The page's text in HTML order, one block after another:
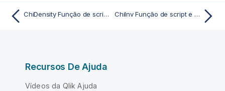
ChiDensity Função de script e de gráfico ChiInv Função de script e de gráfico
Recursos De Ajuda
Vídeos da Qlik Ajuda